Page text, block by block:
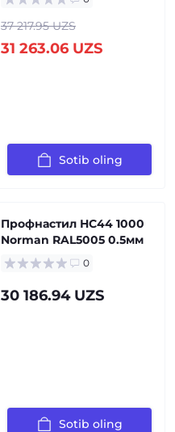
37 217.95 UZS
31 263.06 UZS
Sotib oling
Профнастил НС44 1000
Norman RAL5005 0.5мм
0
30 186.94 UZS
Sotib oling